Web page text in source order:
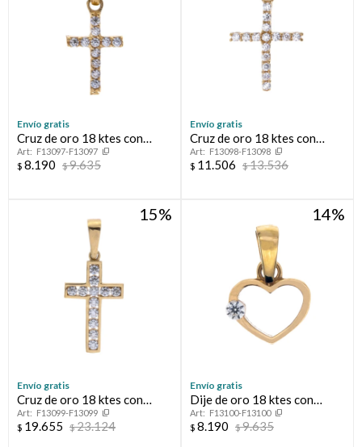
Envío gratis
Cruz de oro 18 ktes con
circonias, reversible.
F13097-F13097
$ 8.190 $9.635
Envío gratis
Cruz de oro 18 ktes con
circonias.
F13098-F13098
$ 11.506 $13.536
15
Envío gratis
Cruz de oro 18 ktes con
circonias.
F13099-F13099
$ 19.655 $23.124
14
Envío gratis
Dije de oro 18 ktes con
circonia, CORAZÓN
CALADO.
F13100-F13100
$ 8.190 $9.635